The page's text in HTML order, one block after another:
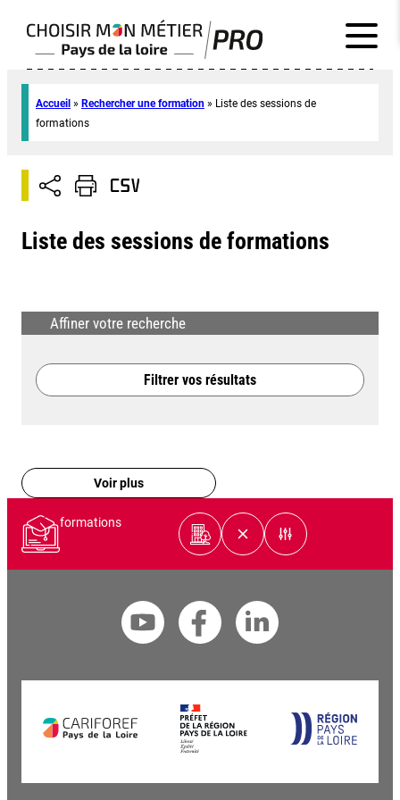
Accueil » Rechercher une formation » Liste des sessions de
formations
Liste des sessions de formations
Affiner votre recherche
Filtrer vos résultats
Voir plus
formations